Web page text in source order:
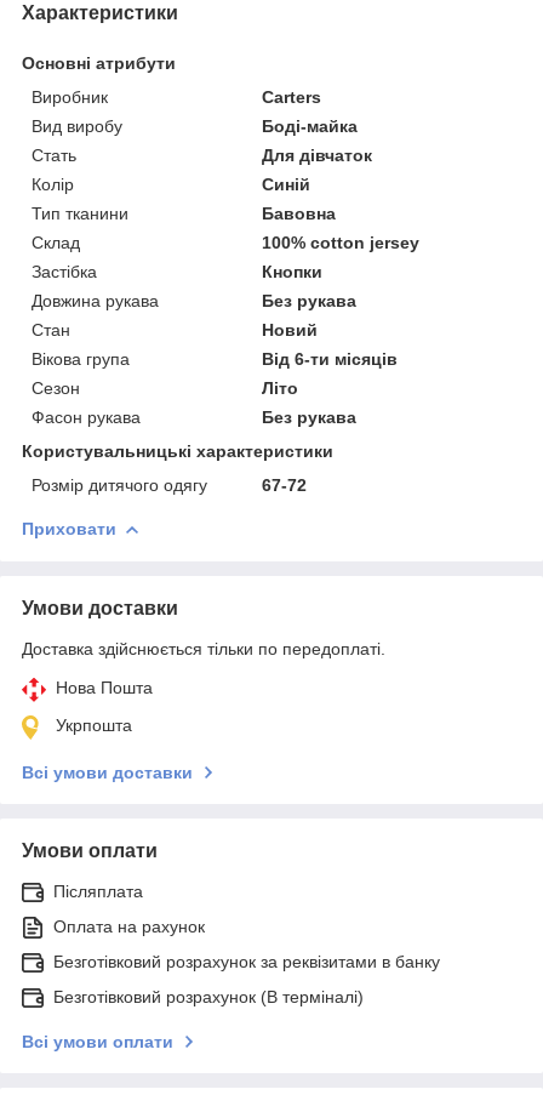
Характеристики
Основні атрибути
Виробник
Carters
Вид виробу
Боді-майка
Стать
Для дівчаток
Колір
Синій
Тип тканини
Бавовна
Склад
100% cotton jersey
Застібка
Кнопки
Довжина рукава
Без рукава
Стан
Новий
Вікова група
Від 6-ти місяців
Сезон
Літо
Фасон рукава
Без рукава
Користувальницькі характеристики
Розмір дитячого одягу
67-72
Приховати
Умови доставки
Доставка здійснюється тільки по передоплаті.
Нова Пошта
Укрпошта
Всі умови доставки
Умови оплати
Післяплата
Оплата на рахунок
Безготівковий розрахунок за реквізитами в банку
Безготівковий розрахунок (В терміналі)
Всі умови оплати